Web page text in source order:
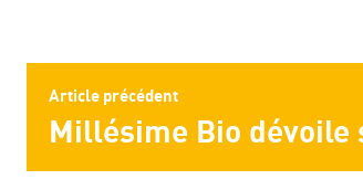
Article précédent
Millésime Bio dévoile